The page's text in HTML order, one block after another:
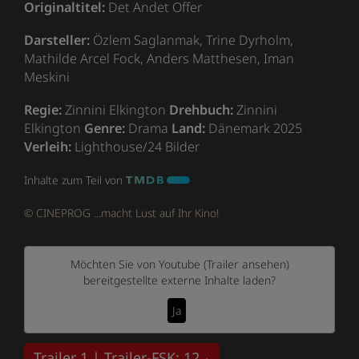
Originaltitel: Det Andet Offer
Darsteller: Özlem Saglanmak, Trine Dyrholm,
Mathilde Arcel Fock, Anders Matthesen, Iman
Meskini
Regie:Zinnini Elkington Drehbuch:Zinnini
Elkington Genre: Drama Land: Dänemark 2025
Verleih: Lighthouse/24 Bilder
Inhalte zum Teil von
© CINEPROG ...macht Lust auf Ihr Kino!
Möchten Sie von Youtube (Trailer ansehen)
bereitgestellte externe Inhalte laden?
Ja